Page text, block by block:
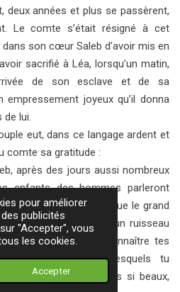
pour améliorer
publicités
"Accepter", vous
les cookies.
Accepter
deux années et plus se passèrent,
Le comte s’était résigné à cet
son cœur Saleb d’avoir mis en
sacrifié à Léa, lorsqu’un matin,
de son esclave et de sa
joyeux qu’il donna
de lui.
eut, dans ce langage ardent et
comte sa gratitude :
après des jours aussi nombreux
enfants des hommes parleront
les doux chants que le grand
de tes lèvres comme un ruisseau
et Saleb, afin de reconnaître tes
présents à l’aide desquels tu
que par tes chants si beaux,